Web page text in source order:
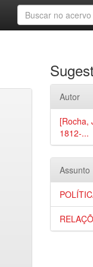
Autor
[Rocha,
1812-...
Assunto